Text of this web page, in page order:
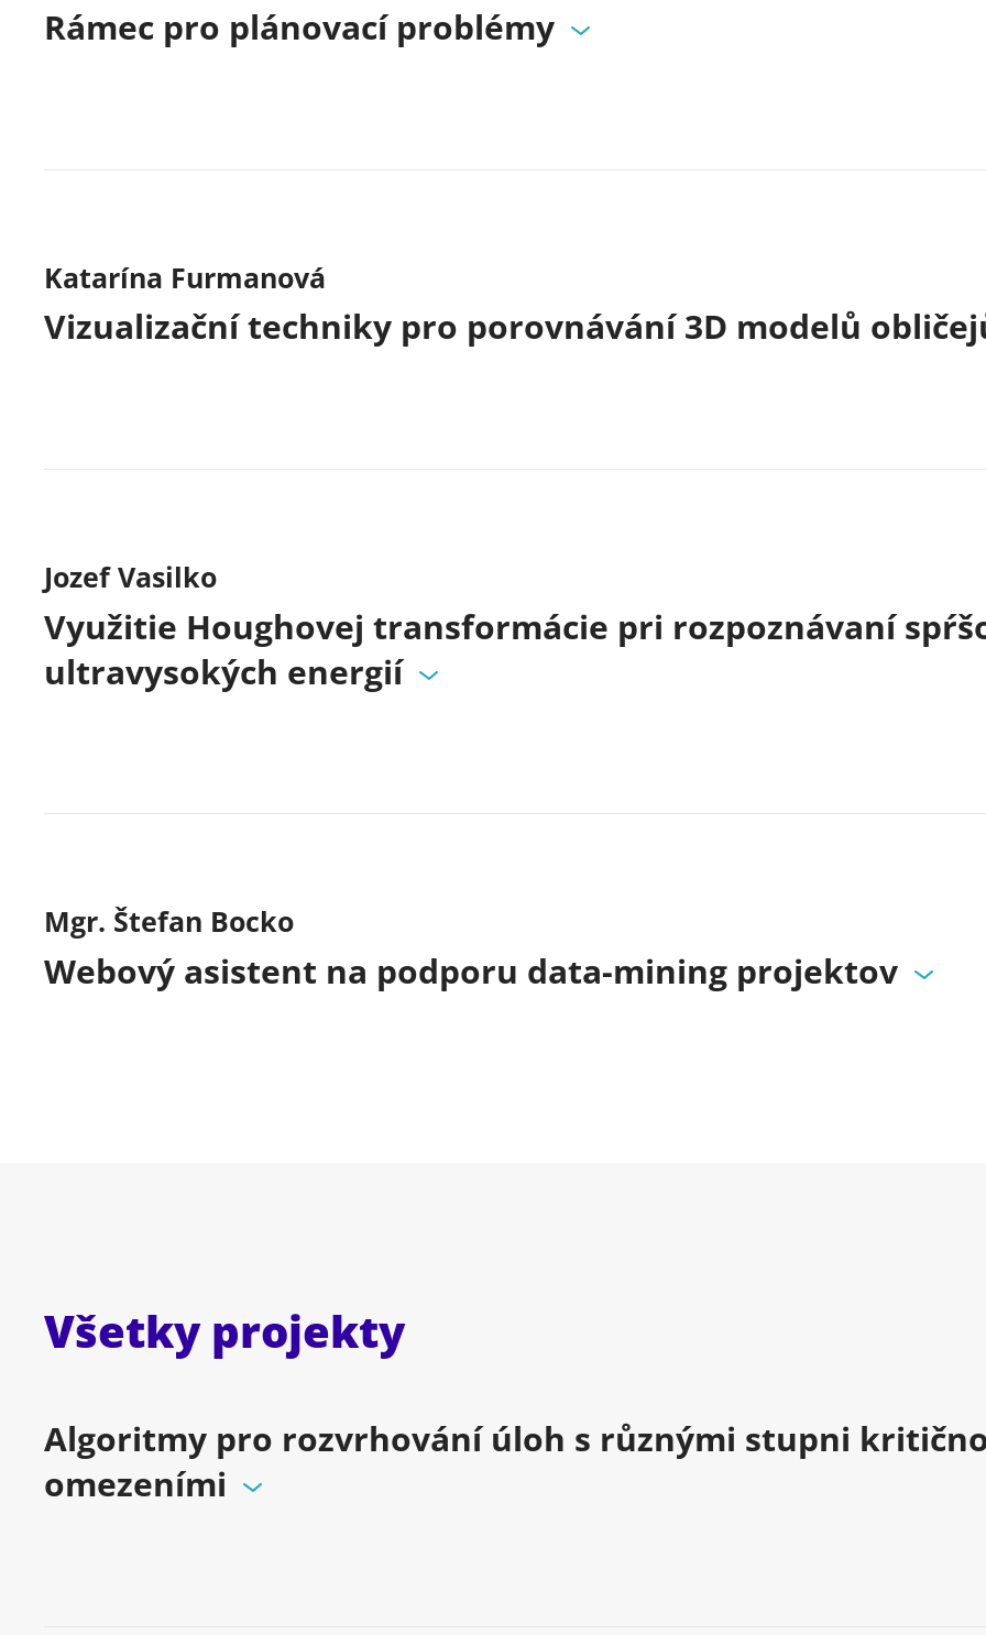
Rámec pro plánovací problémy
Katarína Furmanová
Vizualizační techniky pro porovnávání 3D modelů
Jozef Vasilko
Využitie Houghovej transformácie pri rozpoznávaní
ultravysokých energií
Mgr. Štefan Bocko
Webový asistent na podporu data-mining projektov
Všetky projekty
Algoritmy pro rozvrhování úloh s různými stupni
omezeními